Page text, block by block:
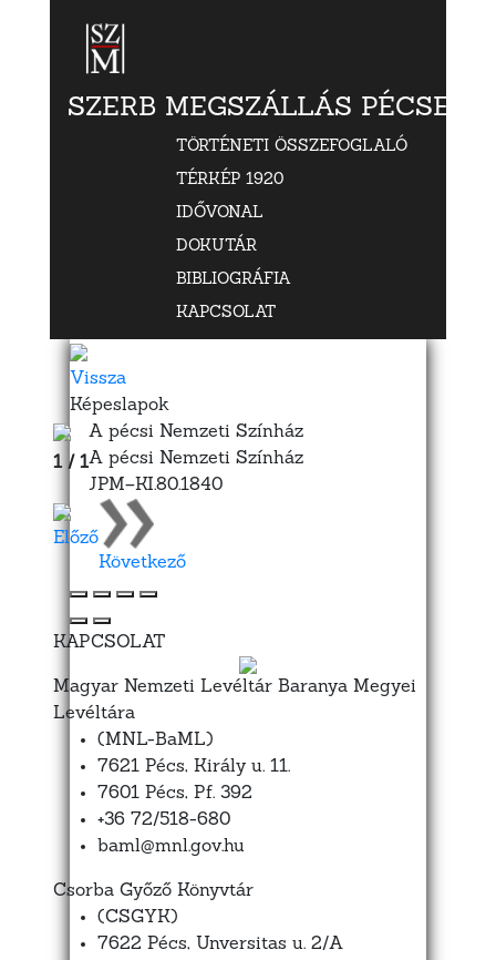
SZERB MEGSZÁLLÁS PÉCSETT
TÖRTÉNETI ÖSSZEFOGLALÓ
TÉRKÉP 1920
IDŐVONAL
DOKUTÁR
BIBLIOGRÁFIA
KAPCSOLAT
Vissza
Képeslapok
1 / 1
A pécsi Nemzeti Színház
A pécsi Nemzeti Színház
JPM–KI.80.1840
Előző
Következő
KAPCSOLAT
Magyar Nemzeti Levéltár Baranya Megyei
Levéltára
(MNL-BaML)
7621 Pécs, Király u. 11.
7601 Pécs, Pf. 392
+36 72/518-680
baml@mnl.gov.hu
Csorba Győző Könyvtár
(CSGYK)
7622 Pécs, Unversitas u. 2/A